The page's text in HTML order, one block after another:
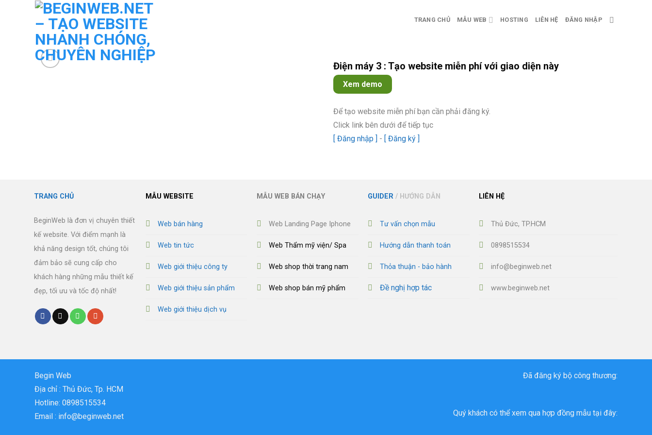
TRANG CHỦ MẪU WEB HOSTING LIÊN HỆ ĐĂNG NHẬP
Điện máy 3 : Tạo website miễn phí với giao diện này
Xem demo
Để tạo website miễn phí bạn cần phải đăng ký.
Click link bên dưới để tiếp tục
[ Đăng nhập ] - [ Đăng ký ]
TRANG CHỦ
BeginWeb là đơn vị chuyên thiết
kế website. Với điểm mạnh là
khả năng design tốt, chúng tôi
đảm bảo sẽ cung cấp cho
khách hàng những mẫu thiết kế
đẹp, tối ưu và tốc độ nhất!
MẪU WEBSITE
Web bán hàng
Web tin tức
Web giới thiệu công ty
Web giới thiệu sản phẩm
Web giới thiệu dịch vụ
MẪU WEB BÁN CHẠY
Web Landing Page Iphone
Web Thẩm mỹ viện/ Spa
Web shop thời trang nam
Web shop bán mỹ phẩm
GUIDER/ HƯỚNG DẪN
Tư vấn chọn mẫu
Hướng dẫn thanh toán
Thỏa thuận - bảo hành
Đề nghị hợp tác
LIÊN HỆ
Thủ Đức, TP.HCM
0898515534
info@beginweb.net
www.beginweb.net
Begin Web
Địa chỉ : Thủ Đức, Tp. HCM
Hotline: 0898515534
Email : info@beginweb.net
Đã đăng ký bộ công thương:
Quý khách có thể xem qua hợp đồng mẫu tại đây: